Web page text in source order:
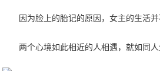
因为脸上的胎记的原因，女主的生活
两个心境如此相近的人相遇，就如同人